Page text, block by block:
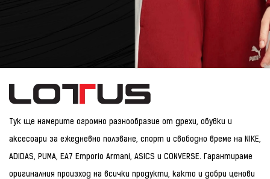
Тук ще намерите огромно разнообразие от дрехи, обувки и
аксесоари за ежедневно ползване, спорт и свободно време на NIKE,
ADIDAS, PUMA, EA7 Emporio Armani, ASICS и CONVERSE. Гарантираме
оригиналния произход на всички продукти, както и добри ценови